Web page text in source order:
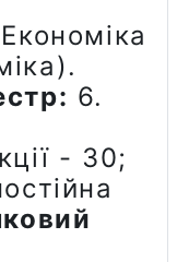
6.
- 30;